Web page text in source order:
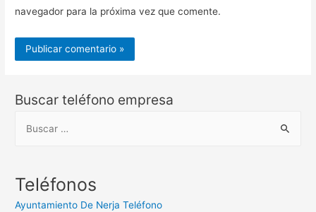
navegador para la próxima vez que comente.
Buscar teléfono empresa
c
Teléfonos
Ayuntamiento De Nerja Teléfono